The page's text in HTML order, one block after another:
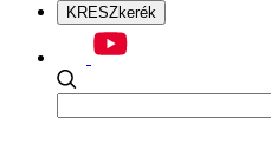
KRESZkerék